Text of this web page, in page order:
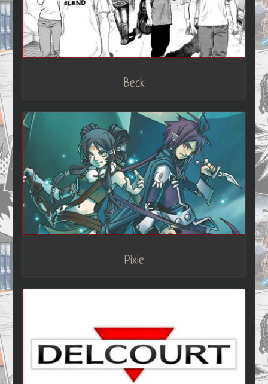
Beck
Pixie